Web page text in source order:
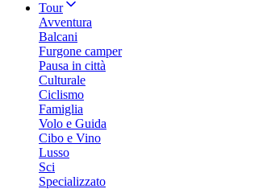
Tour
Avventura
Balcani
Furgone camper
Pausa in città
Culturale
Ciclismo
Famiglia
Volo e Guida
Cibo e Vino
Lusso
Sci
Specializzato